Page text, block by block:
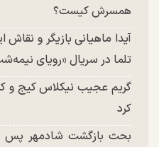
همسرش کیست؟
آیدا ماهیانی بازیگر و نقاش
تلما در سریال «رویای
گریم عجیب نیکلاس کیج و
کرد
بحث بازگشت شادمهر پس